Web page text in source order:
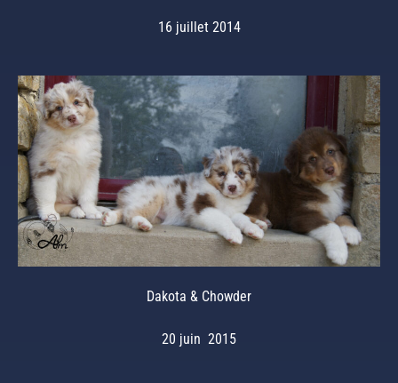
16 juillet 2014
Dakota & Chowder
20 juin 2015